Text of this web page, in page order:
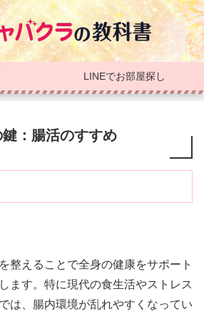
LINEでお部屋探し
：腸活のすすめ
整えることで全身の健康をサポート
ます。特に現代の食生活やストレス
は、腸内環境が乱れやすくなってい